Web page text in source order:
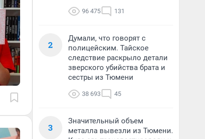
96 475 131
2
Думали, что говорят с
полицейским. Тайское
следствие раскрыло детали
зверского убийства брата и
сестры из Тюмени
38 693 45
3
Значительный объем
металла вывезли из Тюмени.